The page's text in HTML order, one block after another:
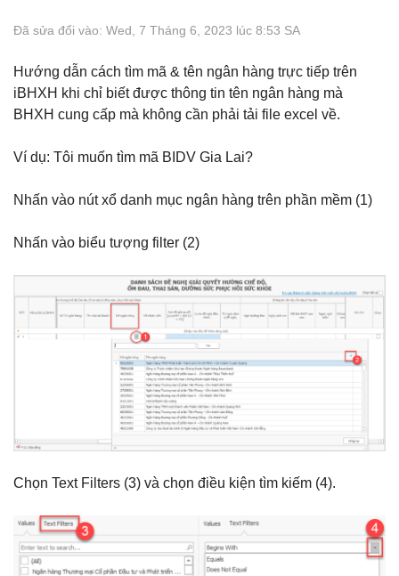
Đã sửa đổi vào: Wed, 7 Tháng 6, 2023 lúc 8:53 SA
Hướng dẫn cách tìm mã & tên ngân hàng trực tiếp trên
iBHXH khi chỉ biết được thông tin tên ngân hàng mà
BHXH cung cấp mà không cần phải tải file excel về.
Ví dụ: Tôi muốn tìm mã BIDV Gia Lai?
Nhấn vào nút xổ danh mục ngân hàng trên phần mềm (1)
Nhấn vào biểu tượng filter (2)
Chọn Text Filters (3) và chọn điều kiện tìm kiếm (4).